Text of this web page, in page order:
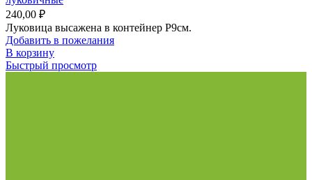
240,00 ₽
Луковица высажена в контейнер Р9см.
Добавить в пожелания
В корзину
Быстрый просмотр